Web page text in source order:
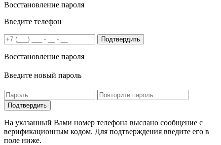
Восстановление пароля
Введите телефон
Подтвердить
Восстановление пароля
Введите новый пароль
На указанный Вами номер телефона выслано сообщение с
верификационным кодом. Для подтверждения введите его в
поле ниже.